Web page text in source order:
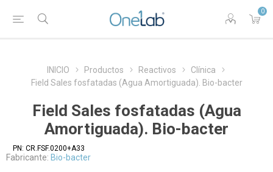
0
INICIO Productos Reactivos
Clínica
Field Sales fosfatadas (Agua Amortiguada). Bio-bacter
Field Sales fosfatadas (Agua
Amortiguada). Bio-bacter
PN: CR.FSF.0200+A33
Fabricante: Bio-bacter